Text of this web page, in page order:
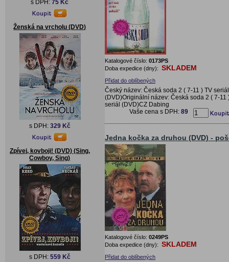
s DPH:75 Kč
Ženská na vrcholu (DVD)
s DPH: 329 Kč
Zpívej, kovboji! (DVD) (Sing,
Cowboy, Sing)
s DPH: 559 Kč
Katalogové číslo: 0173PS
Doba expedice (dny): SKLADEM
Přidat do oblíbených
Český název: Česká soda 2 ( 7-11 ) TV seriál
(DVD)Originální název: Česká soda 2 ( 7-11
seriál (DVD)CZ Dabing
Vaše cena s DPH: 89
Jedna kočka za druhou (DVD) -
Katalogové číslo: 0249PS
Doba expedice (dny): SKLADEM
Přidat do oblíbených